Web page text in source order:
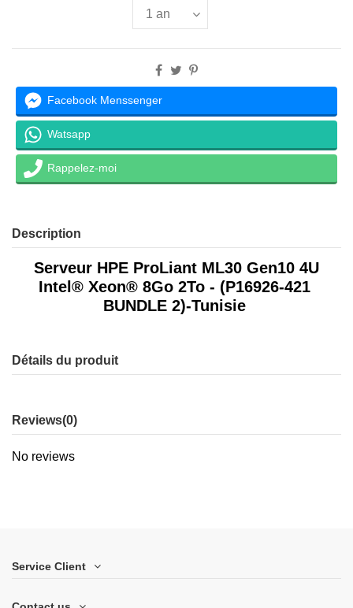
Facebook Menssenger
Watsapp
Rappelez-moi
Description
Serveur HPE ProLiant ML30 Gen10 4U
Intel® Xeon® 8Go 2To - (P16926-421
BUNDLE 2)-Tunisie
Détails du produit
Reviews(0)
No reviews
Service Client